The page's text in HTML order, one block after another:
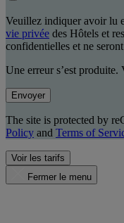
Veuillez indiquer avoir lu
vie privée des Hôtels et
confidentielles et ne
Une erreur s’est produite.
Envoyer
The site is protected by
Policy and Terms of
Voir les tarifs
Fermer le menu